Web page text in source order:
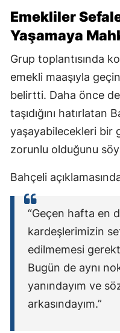
Emekliler
Yaşamaya
Grup toplantısında
emekli maaşıyla
belirtti. Daha önce
taşıdığını
yaşayabilecekleri bir
zorunlu olduğunu
Bahçeli
“Geçen hafta en
kardeşlerimizin
edilmemesi
Bugün de aynı
yanındayım ve
arkasındayım.”